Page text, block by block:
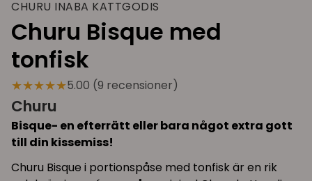
CHURU INABA KATTGODIS
Churu Bisque med
tonfisk
★★★★★5.00 (9 recensioner)
Churu
Bisque- en efterrätt eller bara något extra gott
till din kissemiss!
Churu Bisque i portionspåse med tonfisk är en rik